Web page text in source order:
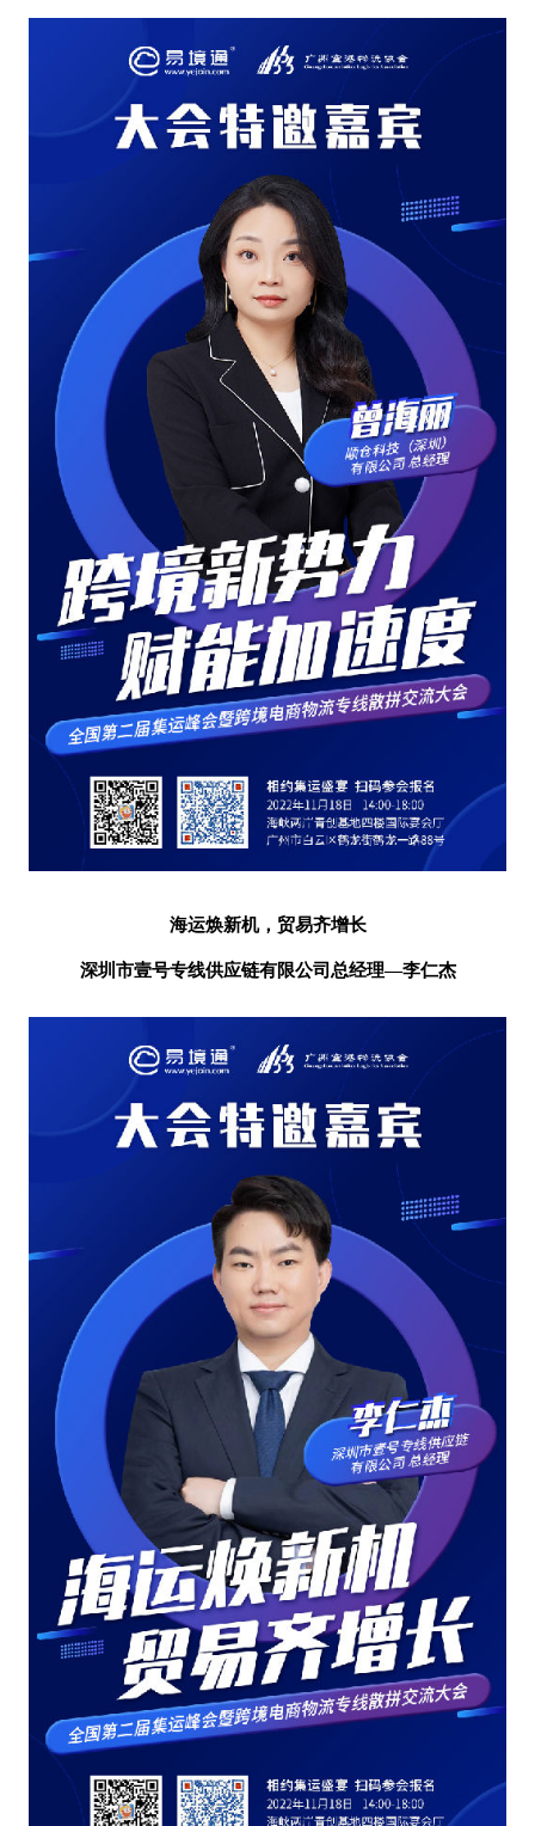
海运焕新机，贸易齐增长
深圳市壹号专线供应链有限公司 总经理—李仁杰